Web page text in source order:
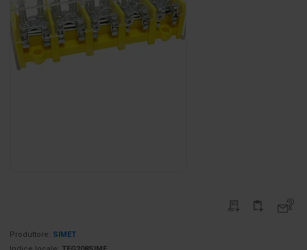
Produttore: SIMET